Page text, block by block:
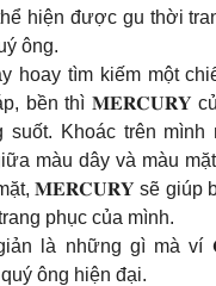
hiện được gu thời
ông.
hoay tìm kiếm một
bền thì 𝐌𝐄𝐑𝐂𝐔𝐑𝐘
suốt. Khoác trên mình
màu dây và màu
𝐌𝐄𝐑𝐂𝐔𝐑𝐘 sẽ giúp
phục của mình.
là những gì mà ví
ông hiện đại.